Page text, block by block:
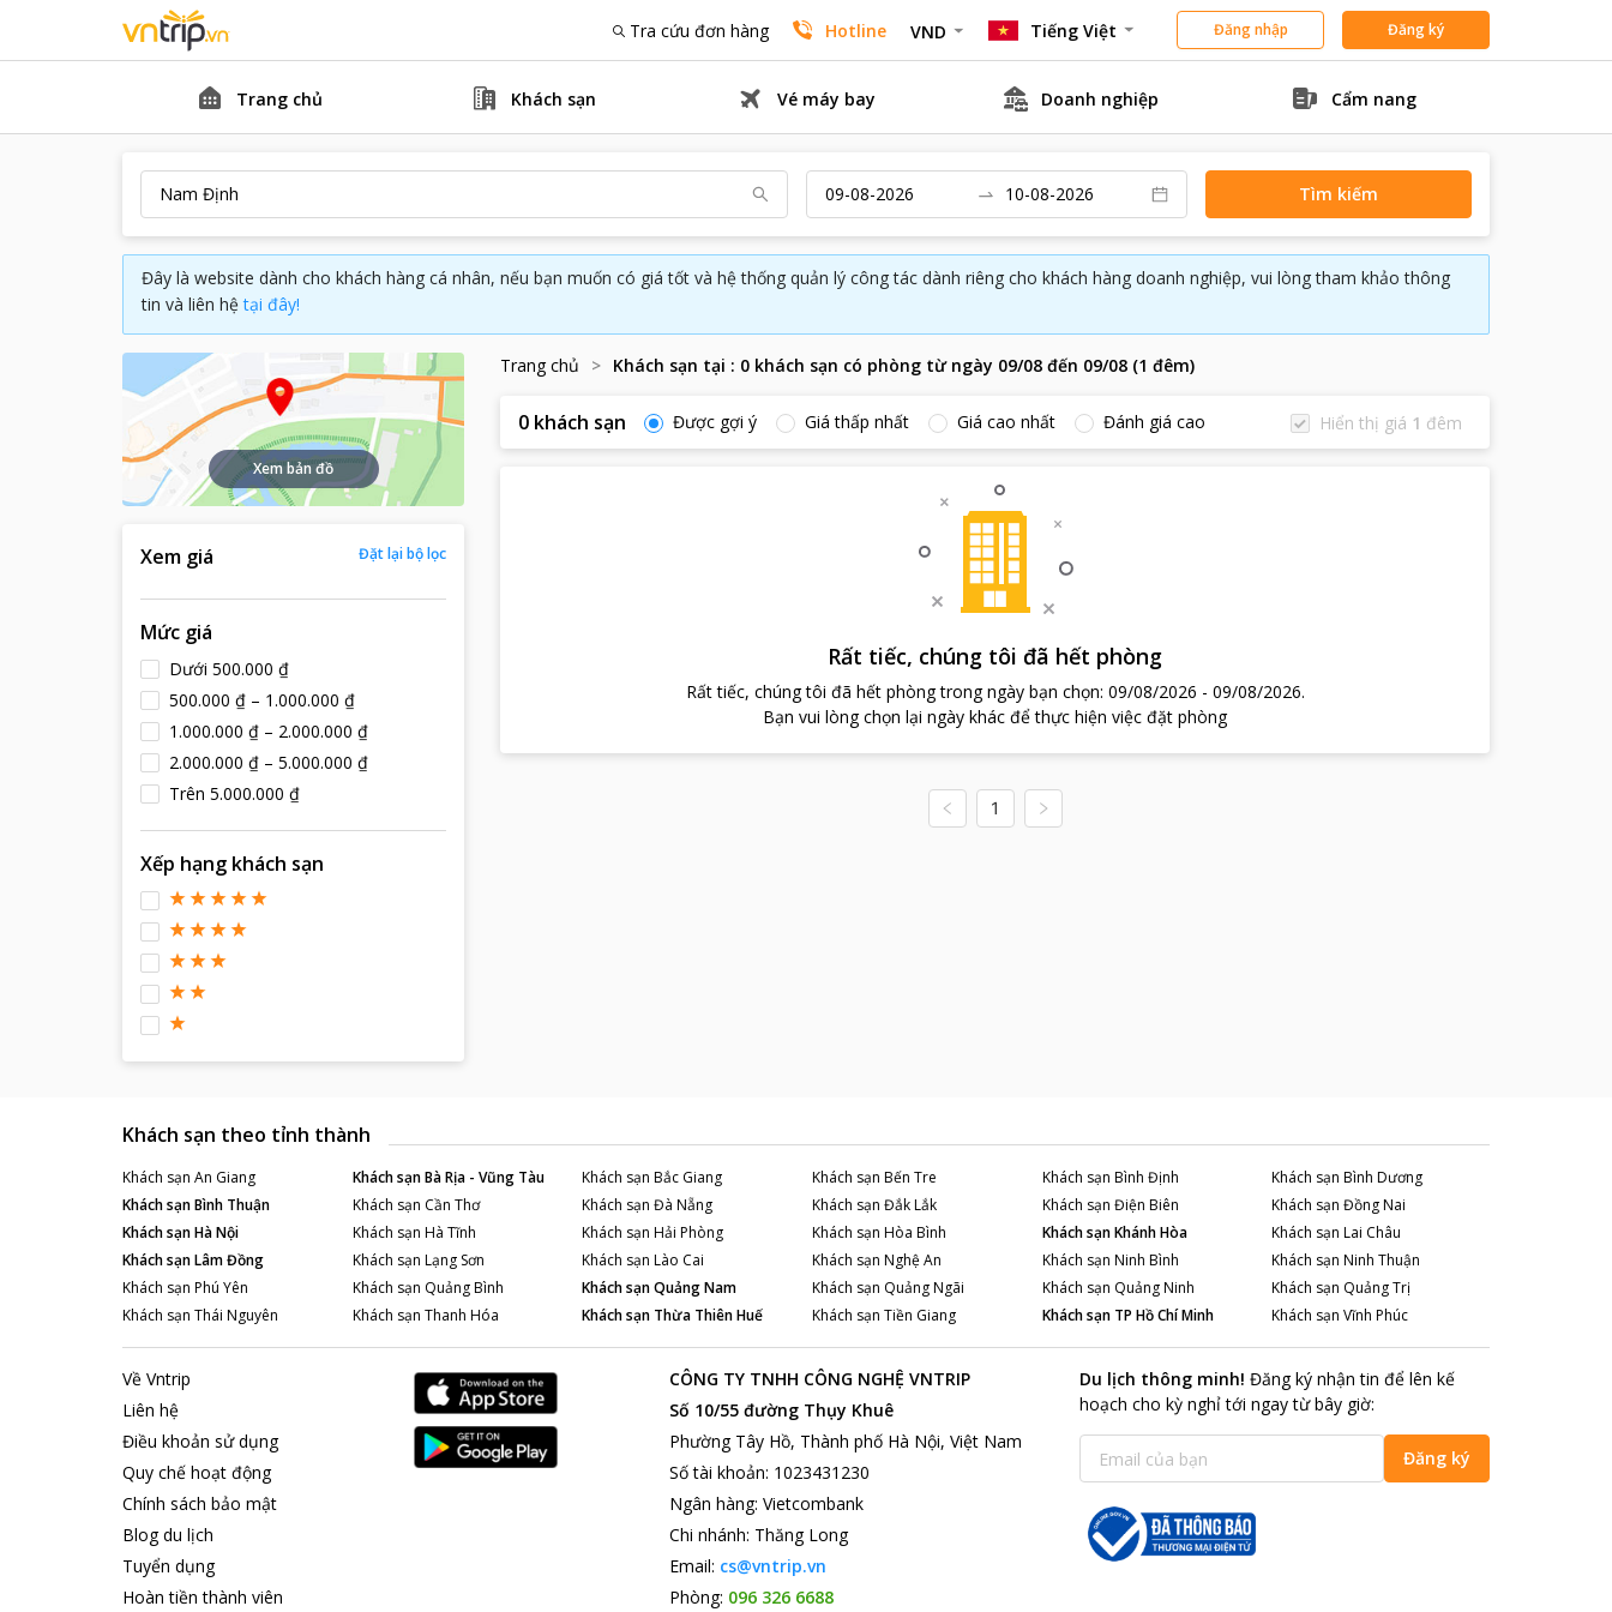
Tra cứu đơn hàng Hotline VND Tiếng Việt Đăng nhập Đăng ký
Trang chủ Khách sạn Vé máy bay Doanh nghiệp Cẩm nang
Tìm kiếm
Đây là website dành cho khách hàng cá nhân, nếu bạn muốn có giá tốt và hệ thống quản lý công tác dành riêng cho khách hàng doanh nghiệp, vui lòng tham khảo thông
tin và liên hệ tại đây!
Xem bản đồ
Xem giá
Mức giá
Dưới 500.000 ₫
500.000 ₫ – 1.000.000 ₫
1.000.000 ₫ – 2.000.000 ₫
2.000.000 ₫ – 5.000.000 ₫
Trên 5.000.000 ₫
Xếp hạng khách sạn
Đặt lại bộ lọc
Trang chủ Khách sạn tại : 0 khách sạn có phòng từ ngày 09/08 đến 09/08 (1 đêm)
0 khách sạn Được gợi ý Giá thấp nhất Giá cao nhất Đánh giá cao Hiển thị giá 1 đêm
Rất tiếc, chúng tôi đã hết phòng
Rất tiếc, chúng tôi đã hết phòng trong ngày bạn chọn: 09/08/2026 - 09/08/2026.
Bạn vui lòng chọn lại ngày khác để thực hiện việc đặt phòng
1
Khách sạn theo tỉnh thành
Khách sạn An Giang Khách sạnBà Rịa - Vũng Tàu Khách sạn Bắc Giang Khách sạn Bến Tre Khách sạn Bình Định Khách sạn Bình Dương
Khách sạnBình Thuận Khách sạn Cần Thơ Khách sạn Đà Nẵng Khách sạn Đắk Lắk Khách sạn Điện Biên Khách sạn Đồng Nai
Khách sạnHà Nội Khách sạn Hà Tĩnh Khách sạn Hải Phòng Khách sạn Hòa Bình Khách sạnKhánh Hòa Khách sạn Lai Châu
Khách sạnLâm Đồng Khách sạn Lạng Sơn Khách sạn Lào Cai Khách sạn Nghệ An Khách sạn Ninh Bình Khách sạn Ninh Thuận
Khách sạn Phú Yên Khách sạn Quảng Bình Khách sạnQuảng Nam Khách sạn Quảng Ngãi Khách sạn Quảng Ninh Khách sạn Quảng Trị
Khách sạn Thái Nguyên Khách sạn Thanh Hóa Khách sạn Thừa Thiên Huế Khách sạn Tiền Giang Khách sạn TP Hồ Chí Minh Khách sạn Vĩnh Phúc
Về Vntrip
Liên hệ
Điều khoản sử dụng
Quy chế hoạt động
Chính sách bảo mật
Blog du lịch
Tuyển dụng
Hoàn tiền thành viên
CÔNG TY TNHH CÔNG NGHỆ VNTRIP
Số 10/55 đường Thụy Khuê
Phường Tây Hồ, Thành phố Hà Nội, Việt Nam
Số tài khoản: 1023431230
Ngân hàng: Vietcombank
Chi nhánh: Thăng Long
Email: cs@vntrip.vn
Phòng: 096 326 6688
Du lịch thông minh! Đăng ký nhận tin để lên kế
hoạch cho kỳ nghỉ tới ngay từ bây giờ:
Đăng ký